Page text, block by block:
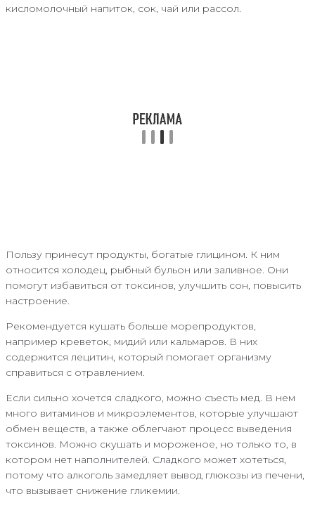
кисломолочный напиток, сок, чай или рассол.
Пользу принесут продукты, богатые глицином. К ним
относится холодец, рыбный бульон или заливное. Они
помогут избавиться от токсинов, улучшить сон, повысить
настроение.
Рекомендуется кушать больше морепродуктов,
например креветок, мидий или кальмаров. В них
содержится лецитин, который помогает организму
справиться с отравлением.
Если сильно хочется сладкого, можно съесть мед. В нем
много витаминов и микроэлементов, которые улучшают
обмен веществ, а также облегчают процесс выведения
токсинов. Можно скушать и мороженое, но только то, в
котором нет наполнителей. Сладкого может хотеться,
потому что алкоголь замедляет вывод глюкозы из печени,
что вызывает снижение гликемии.